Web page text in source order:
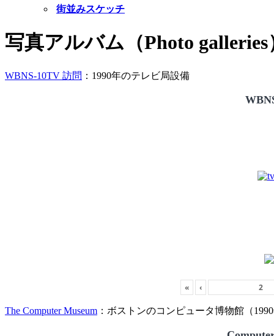
街並みスケッチ
写真アルバム（Photo galleries
WBNS-10TV 訪問 ：1990年のテレビ局設備
« ‹
The Computer Museum ：ボストンのコンピュータ博物館（